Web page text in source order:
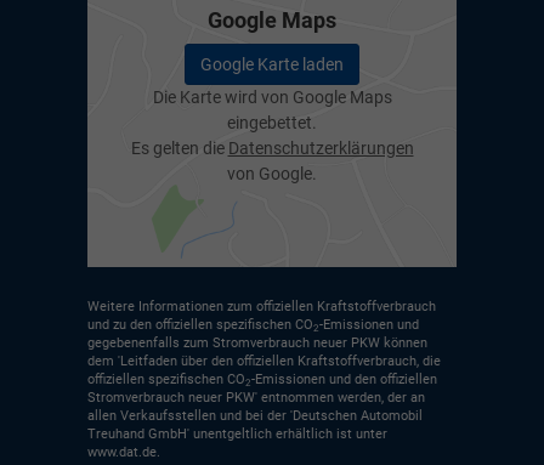
Google Maps
Google Karte laden
Die Karte wird von Google Maps
eingebettet.
Es gelten die Datenschutzerklärungen
von Google.
Weitere Informationen zum offiziellen Kraftstoffverbrauch
und zu den offiziellen spezifischen CO2-Emissionen und
gegebenenfalls zum Stromverbrauch neuer PKW können
dem 'Leitfaden über den offiziellen Kraftstoffverbrauch, die
offiziellen spezifischen CO2-Emissionen und den offiziellen
Stromverbrauch neuer PKW' entnommen werden, der an
allen Verkaufsstellen und bei der 'Deutschen Automobil
Treuhand GmbH' unentgeltlich erhältlich ist unter
www.dat.de.